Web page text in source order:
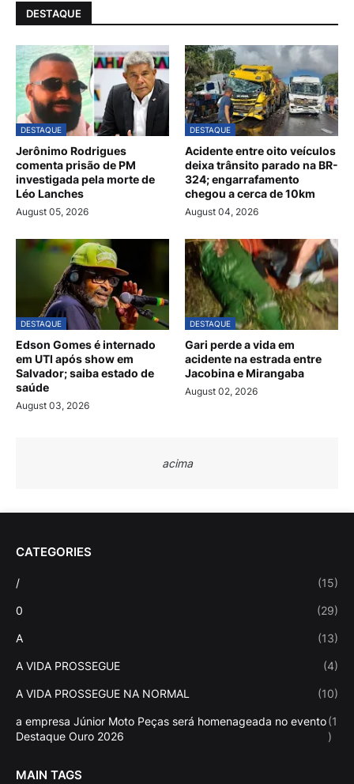
DESTAQUE
DESTAQUE
Jerônimo Rodrigues
comenta prisão de PM
investigada pela morte de
Léo Lanches
August 05, 2026
DESTAQUE
Acidente entre oito veículos
deixa trânsito parado na BR-
324; engarrafamento
chegou a cerca de 10km
August 04, 2026
DESTAQUE
Edson Gomes é internado
em UTI após show em
Salvador; saiba estado de
saúde
August 03, 2026
DESTAQUE
Gari perde a vida em
acidente na estrada entre
Jacobina e Mirangaba
August 02, 2026
acima
CATEGORIES
/ (15)
0 (29)
A (13)
A VIDA PROSSEGUE (4)
A VIDA PROSSEGUE NA NORMAL (10)
a empresa Júnior Moto Peças será homenageada no evento
Destaque Ouro 2026
(1
)
MAIN TAGS